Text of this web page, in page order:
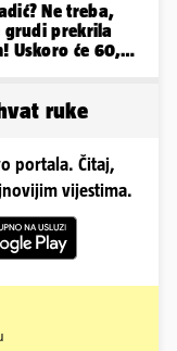
Ne treba,
grudi prekrila
Uskoro će 60,
ruke
portala. Čitaj,
vijestima.